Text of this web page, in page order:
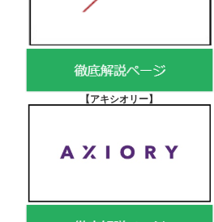
【アキシオリー】